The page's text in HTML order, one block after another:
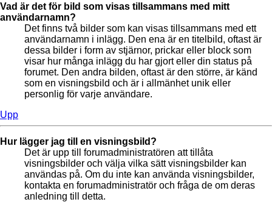
Vad är det för bild som visas tillsammans med mitt
användarnamn?
Det finns två bilder som kan visas tillsammans med ett
användarnamn i inlägg. Den ena är en titelbild, oftast är
dessa bilder i form av stjärnor, prickar eller block som
visar hur många inlägg du har gjort eller din status på
forumet. Den andra bilden, oftast är den större, är känd
som en visningsbild och är i allmänhet unik eller
personlig för varje användare.
Upp
Hur lägger jag till en visningsbild?
Det är upp till forumadministratören att tillåta
visningsbilder och välja vilka sätt visningsbilder kan
användas på. Om du inte kan använda visningsbilder,
kontakta en forumadministratör och fråga de om deras
anledning till detta.